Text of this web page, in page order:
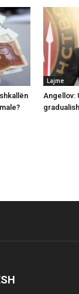
Lajme
Angellov: